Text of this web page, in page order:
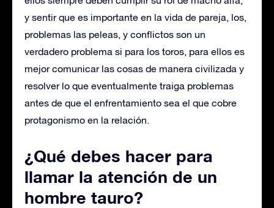
y sentir que es importante en la vida de pareja, los,
problemas las peleas, y conflictos son un
verdadero problema si para los toros, para ellos es
mejor comunicar las cosas de manera civilizada y
resolver lo que eventualmente traiga problemas
antes de que el enfrentamiento sea el que cobre
protagonismo en la relación.
¿Qué debes hacer para
llamar la atención de un
hombre tauro?